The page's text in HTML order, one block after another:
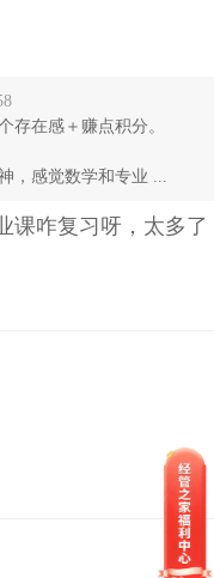
存在感＋赚点积分。
，感觉数学和专业 ...
课咋复习呀，太多了